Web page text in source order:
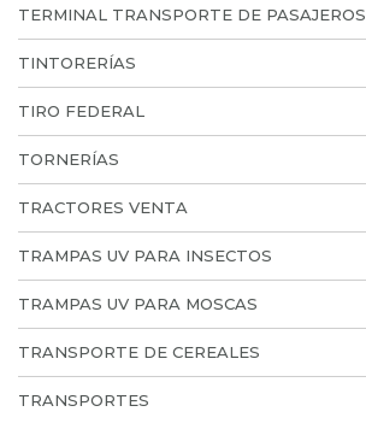
TERMINAL TRANSPORTE DE PASAJEROS
TINTORERÍAS
TIRO FEDERAL
TORNERÍAS
TRACTORES VENTA
TRAMPAS UV PARA INSECTOS
TRAMPAS UV PARA MOSCAS
TRANSPORTE DE CEREALES
TRANSPORTES